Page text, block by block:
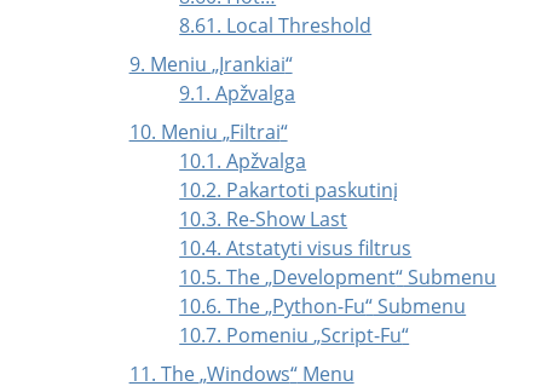
8.61. Local Threshold
9. Meniu „Įrankiai“
9.1. Apžvalga
10. Meniu „Filtrai“
10.1. Apžvalga
10.2. Pakartoti paskutinį
10.3. Re-Show Last
10.4. Atstatyti visus filtrus
10.5. The„Development“Submenu
10.6. The„Python-Fu“Submenu
10.7. Pomeniu„Script-Fu“
11. The„Windows“Menu